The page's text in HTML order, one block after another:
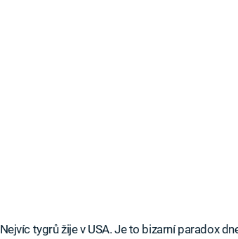
Nejvíc tygrů žije v USA. Je to bizarní paradox